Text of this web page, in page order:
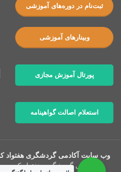
ثبت‌نام در دوره‌های آموزشی
وبینارهای آموزشی
پورتال آموزش مجازی
استعلام اصالت گواهینامه
وب سایت آکادمی گردشگری هفتواد
به آکادمی گردشگری هفتواد کویر